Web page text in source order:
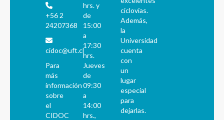
+56 2
24207368
cidoc@uft.cl
Para
más
información
sobre
el
CIDOC
hrs. y
de
15:00
a
17:30
hrs.
Jueves
de
09:30
a
14:00
hrs.,
ciclovías.
Además,
la
Universidad
cuenta
con
un
lugar
especial
para
dejarlas.